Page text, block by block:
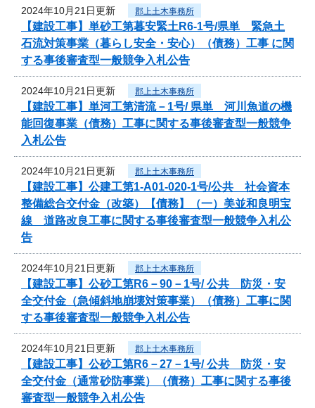
2024年10月21日更新 郡上土木事務所
【建設工事】単砂工第暮安緊土R6-1号/県単 緊急土
石流対策事業（暮らし安全・安心）（債務）工事 に関
する事後審査型一般競争入札公告
2024年10月21日更新 郡上土木事務所
【建設工事】単河工第清流－1号/ 県単 河川魚道の機
能回復事業（債務）工事に関する事後審査型一般競争
入札公告
2024年10月21日更新 郡上土木事務所
【建設工事】公建工第1-A01-020-1号/公共 社会資本
整備総合交付金（改築）【債務】（一）美並和良明宝
線 道路改良工事に関する事後審査型一般競争入札公
告
2024年10月21日更新 郡上土木事務所
【建設工事】公砂工第R6－90－1号/ 公共 防災・安
全交付金（急傾斜地崩壊対策事業）（債務）工事に関
する事後審査型一般競争入札公告
2024年10月21日更新 郡上土木事務所
【建設工事】公砂工第R6－27－1号/ 公共 防災・安
全交付金（通常砂防事業）（債務）工事に関する事後
審査型一般競争入札公告